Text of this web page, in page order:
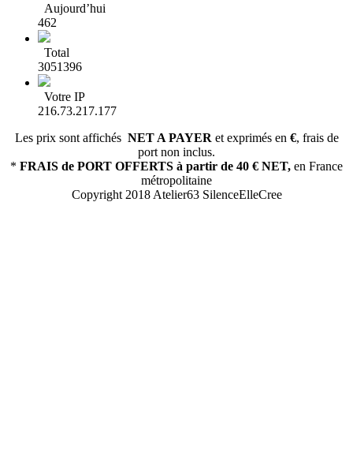
Aujourd’hui
462
Total
3051396
Votre IP
216.73.217.177
Les prix sont affichés NET A PAYER et exprimés en €, frais de
port non inclus.
* FRAIS de PORT OFFERTS à partir de 40 € NET, en France
métropolitaine
Copyright 2018 Atelier63 SilenceElleCree